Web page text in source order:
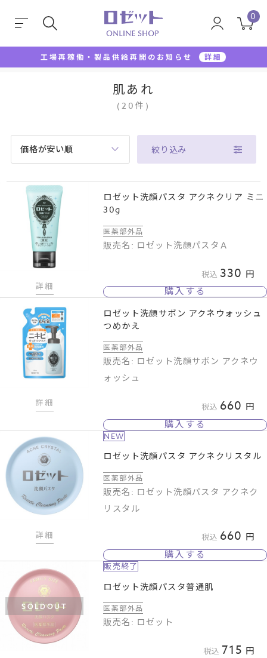
0
工場再稼働・製品供給再開のお知らせ 詳細
肌あれ
肌あれ
( 20 件 )
価格が安い順 絞り込み
詳細
ロゼット洗顔パスタ アクネクリア ミニ
30g
医薬部外品
販売名: ロゼット洗顔パスタＡ
税込 330
購入する
詳細
ロゼット洗顔サボン アクネウォッシュ
つめかえ
医薬部外品
販売名: ロゼット洗顔サボン アクネウ
ォッシュ
税込 660
購入する
詳細
NEW
ロゼット洗顔パスタ アクネクリスタル
医薬部外品
販売名: ロゼット洗顔パスタ アクネク
リスタル
税込 660
購入する
SOLDOUT
販売終了
ロゼット洗顔パスタ普通肌
医薬部外品
販売名: ロゼット
税込 715